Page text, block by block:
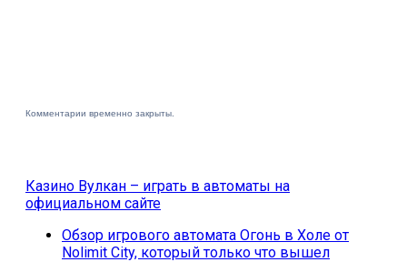
Комментарии временно закрыты.
Казино Вулкан – играть в автоматы на
официальном сайте
Обзор игрового автомата Огонь в Холе от
Nolimit City, который только что вышел